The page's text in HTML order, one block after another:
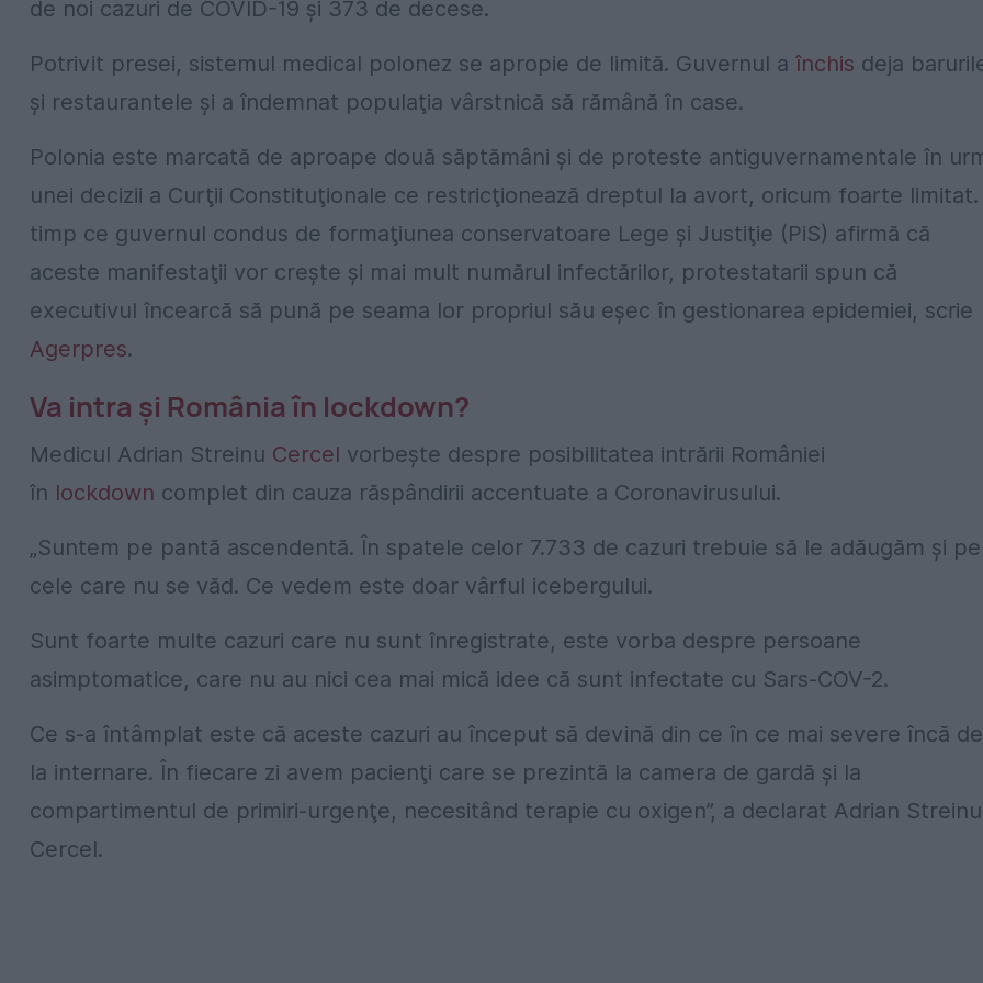
de noi cazuri de COVID-19 şi 373 de decese.
Potrivit presei, sistemul medical polonez se apropie de limită. Guvernul a închis deja
şi restaurantele şi a îndemnat populaţia vârstnică să rămână în case.
Polonia este marcată de aproape două săptămâni şi de proteste antiguvernamentale în
unei decizii a Curţii Constituţionale ce restricţionează dreptul la avort, oricum foarte limitat.
timp ce guvernul condus de formaţiunea conservatoare Lege şi Justiţie (PiS) afirmă că
aceste manifestaţii vor creşte şi mai mult numărul infectărilor, protestatarii spun că
executivul încearcă să pună pe seama lor propriul său eşec în gestionarea epidemiei, scrie
Agerpres.
Va intra și România în lockdown?
Medicul Adrian Streinu Cercel vorbește despre posibilitatea intrării României
în lockdown complet din cauza răspândirii accentuate a Coronavirusului.
„Suntem pe pantă ascendentă. În spatele celor 7.733 de cazuri trebuie să le adăugăm şi pe
cele care nu se văd. Ce vedem este doar vârful icebergului.
Sunt foarte multe cazuri care nu sunt înregistrate, este vorba despre persoane
asimptomatice, care nu au nici cea mai mică idee că sunt infectate cu Sars-COV-2.
Ce s-a întâmplat este că aceste cazuri au început să devină din ce în ce mai severe încă de
la internare. În fiecare zi avem pacienţi care se prezintă la camera de gardă şi la
compartimentul de primiri-urgenţe, necesitând terapie cu oxigen”, a declarat Adrian Streinu
Cercel.